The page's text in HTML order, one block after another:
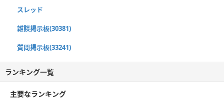
スレッド
雑談掲示板(30381)
質問掲示板(33241)
ランキング一覧
主要なランキング